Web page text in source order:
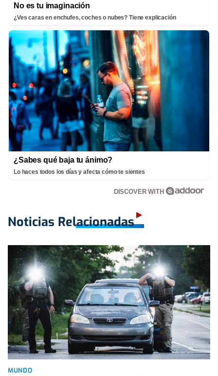
No es tu imaginación
¿Ves caras en enchufes, coches o nubes? Tiene explicación
¿Sabes qué baja tu ánimo?
Lo haces todos los días y afecta cómo te sientes
DISCOVER WITH
Noticias Relacionadas
MUNDO